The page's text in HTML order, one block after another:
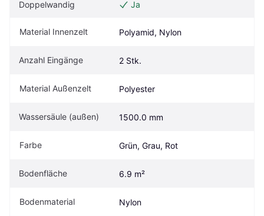
Doppelwandig Ja
Material Innenzelt Polyamid, Nylon
Anzahl Eingänge 2 Stk.
Material Außenzelt Polyester
Wassersäule (außen) 1500.0 mm
Farbe Grün, Grau, Rot
Bodenfläche 6.9 m²
Bodenmaterial Nylon